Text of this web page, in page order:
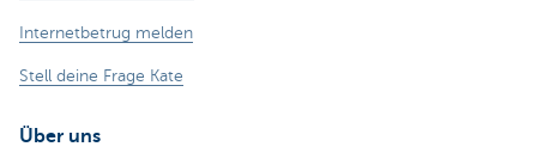
Internetbetrug melden
Stell deine Frage Kate
Über uns